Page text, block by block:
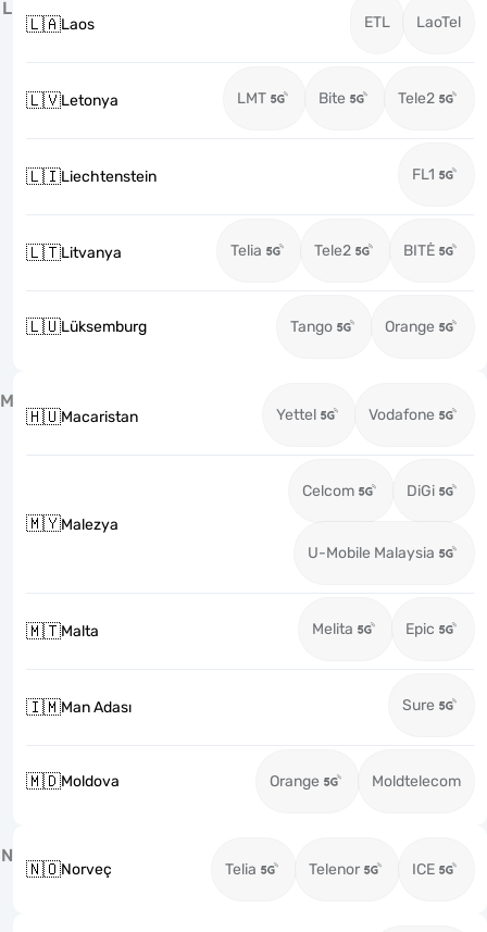
L
🇱🇦Laos ETL LaoTel
🇱🇻Letonya LMT Bite Tele2
🇱🇮Liechtenstein FL1
🇱🇹Litvanya Telia Tele2 BITĖ
🇱🇺Lüksemburg Tango Orange
M
🇭🇺Macaristan Yettel Vodafone
🇲🇾Malezya
Celcom DiGi
U-Mobile Malaysia
🇲🇹Malta Melita Epic
🇮🇲Man Adası Sure
🇲🇩Moldova Orange Moldtelecom
N
🇳🇴Norveç Telia Telenor ICE